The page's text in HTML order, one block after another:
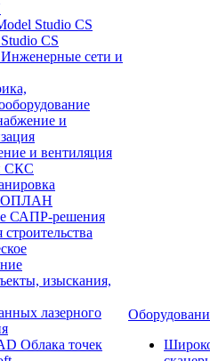
Studio CS
CS
сети и
и
и вентиляция
СКС
САПР-решения
изыскания,
лазерного
Облака точек